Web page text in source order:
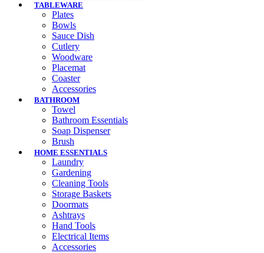
TABLEWARE
Plates
Bowls
Sauce Dish
Cutlery
Woodware
Placemat
Coaster
Accessories
BATHROOM
Towel
Bathroom Essentials
Soap Dispenser
Brush
HOME ESSENTIALS
Laundry
Gardening
Cleaning Tools
Storage Baskets
Doormats
Ashtrays
Hand Tools
Electrical Items
Accessories